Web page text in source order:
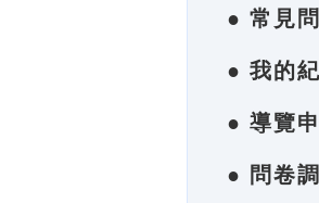
● 常見
● 我的
● 導覽
● 問卷